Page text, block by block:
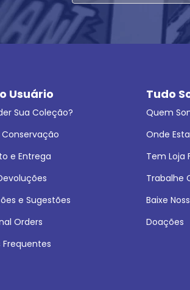
Usuário
Sua Coleção?
e Entrega
e Sugestões
Orders
Tudo
Quem
Onde
Tem Loja
Trabalhe
Baixe
Doações